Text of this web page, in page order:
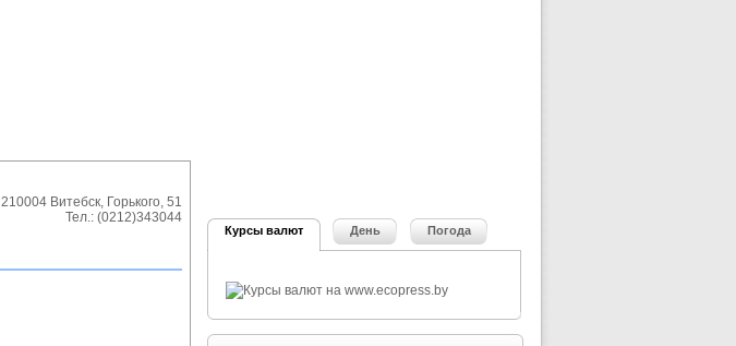
210004 Витебск, Горького, 51
Тел.: (0212)343044
Курсы валют День Погода